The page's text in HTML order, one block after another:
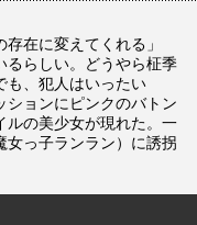
在に変えてくれる」
らしい。どうやら柾季
も、犯人はいったい
ョンにピンクのバトン
ルの美少女が現れた。一
女っ子ランラン）に誘拐